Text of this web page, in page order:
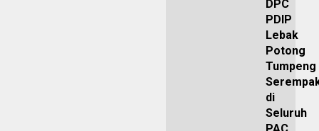
DPC
PDIP
Lebak
Potong
Tumpeng
di
Seluruh